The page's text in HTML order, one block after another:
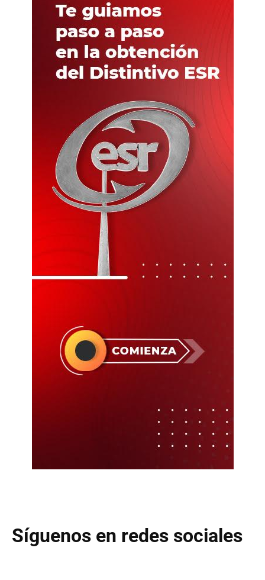
Síguenos en redes sociales